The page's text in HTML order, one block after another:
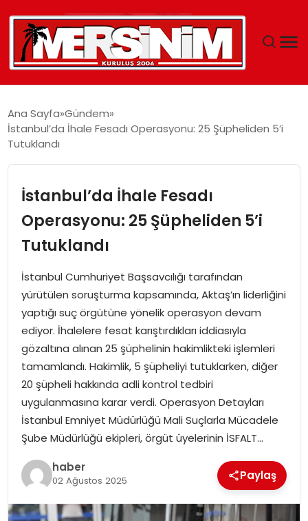
YAŞAM
EĞITIM
SPOR
EKONOMI
MAGAZIN
DÜNYA
OTOMOBIL
Ana Sayfa Gündem
İstanbul’da İhale Fesadı Operasyonu: 25 Şüpheliden 5’i
Tutuklandı
İstanbul’da İhale Fesadı
Operasyonu: 25 Şüpheliden 5’i
Tutuklandı
İstanbul Cumhuriyet Başsavcılığı tarafından
yürütülen soruşturma kapsamında, Aktaş’ın liderliğini
yaptığı suç örgütüne yönelik operasyon devam
ediyor. İhalelere fesat karıştırdıkları iddiasıyla
gözaltına alınan 25 şüphelinin hakimlikteki işlemleri
tamamlandı. Hakimlik, 5 şüpheliyi tutuklarken, diğer
20 şüpheli hakkında adli kontrol tedbiri
uygulanmasına karar verdi. Operasyon Detayları
İstanbul Emniyet Müdürlüğü Mali Suçlarla Mücadele
Şube Müdürlüğü ekipleri, örgüt üyelerinin İSFALT…
haber
02 Ağustos 2025 Paylaş